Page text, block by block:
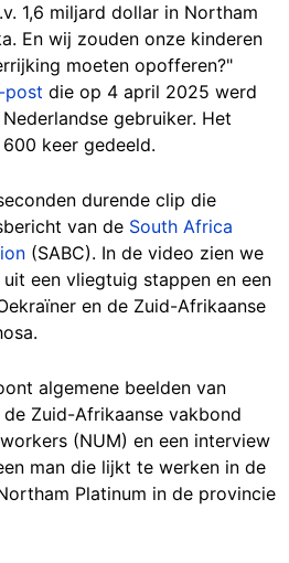
1,6 miljard dollar in Northam
En wij zouden onze kinderen
moeten opofferen?"
post die op 4 april 2025 werd
gebruiker. Het
keer gedeeld.
durende clip die
van de South Africa
(SABC). In de video zien we
een vliegtuig stappen en een
en de Zuid-Afrikaanse
algemene beelden van
Zuid-Afrikaanse vakbond
(NUM) en een interview
man die lijkt te werken in de
Platinum in de provincie